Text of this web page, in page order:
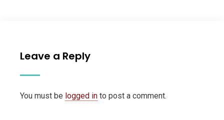
Leave a Reply
You must be logged in to post a comment.